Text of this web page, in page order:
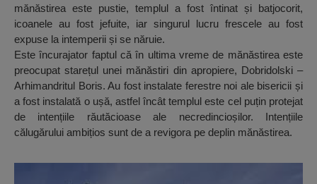
mănăstirea este pustie, templul a fost întinat și batjocorit,
icoanele au fost jefuite, iar singurul lucru frescele au fost
expuse la intemperii și se năruie.
Este încurajator faptul că în ultima vreme de mănăstirea este
preocupat starețul unei mănăstiri din apropiere, Dobridolski –
Arhimandritul Boris. Au fost instalate ferestre noi ale bisericii și
a fost instalată o ușă, astfel încât templul este cel puțin protejat
de intențiile răutăcioase ale necredincioșilor. Intențiile
călugărului ambițios sunt de a revigora pe deplin mănăstirea.